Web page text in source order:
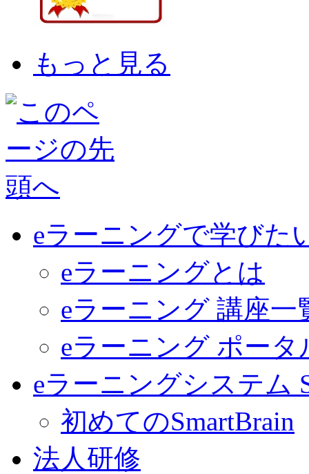
もっと見る
eラーニングで学びた
eラーニングとは
eラーニング 講座一
eラーニング ポータ
eラーニングシステム
初めてのSmartBrain
法人研修